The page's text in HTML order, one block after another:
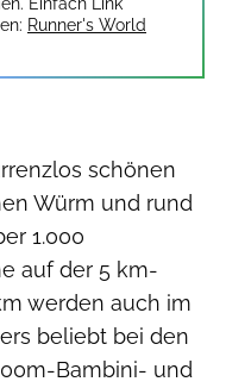
Runner's World
schönen
Würm und rund
1.000
auf der 5 km-
werden auch im
beliebt bei den
Bambini- und